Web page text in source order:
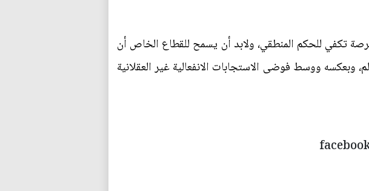
تكفي للحكم المنطقي، ولابد أن يسمح للقطاع الخاص أن
وبعكسه ووسط فوضى الاستجابات الانفعالية غير العقلانية